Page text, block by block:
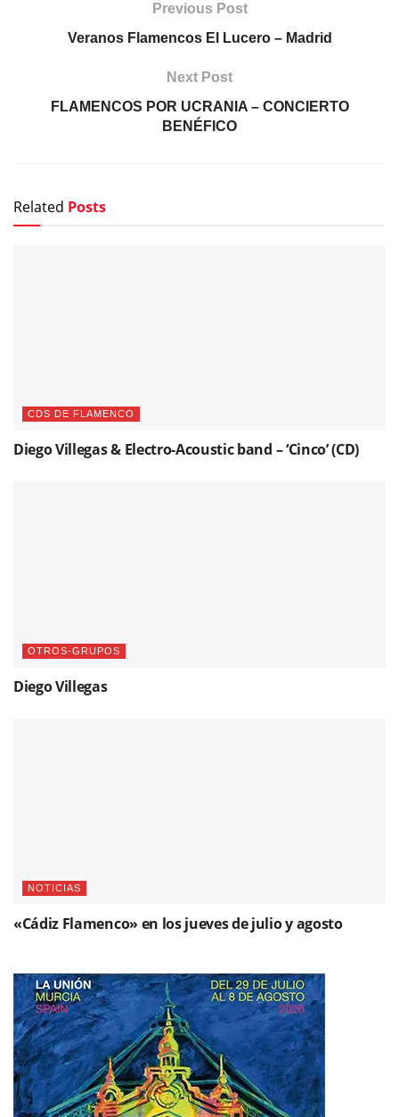
Previous Post
Veranos Flamencos El Lucero – Madrid
Next Post
FLAMENCOS POR UCRANIA – CONCIERTO
BENÉFICO
Related Posts
CDS DE FLAMENCO
Diego Villegas & Electro-Acoustic band – ‘Cinco’ (CD)
OTROS-GRUPOS
Diego Villegas
NOTICIAS
«Cádiz Flamenco» en los jueves de julio y agosto